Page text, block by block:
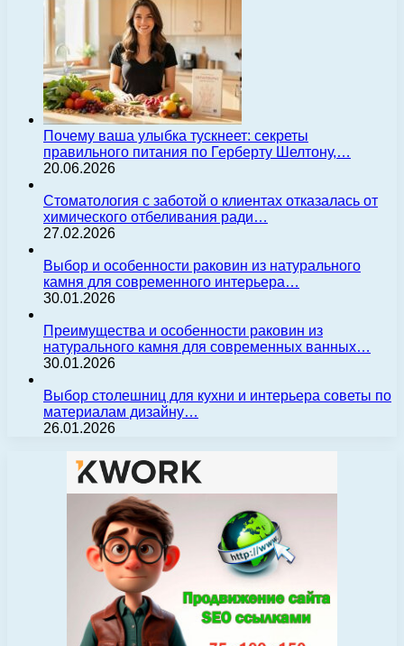
Почему ваша улыбка тускнеет: секреты
правильного питания по Герберту Шелтону,…
20.06.2026
Стоматология с заботой о клиентах отказалась от
химического отбеливания ради…
27.02.2026
Выбор и особенности раковин из натурального
камня для современного интерьера…
30.01.2026
Преимущества и особенности раковин из
натурального камня для современных ванных…
30.01.2026
Выбор столешниц для кухни и интерьера советы по
материалам дизайну…
26.01.2026